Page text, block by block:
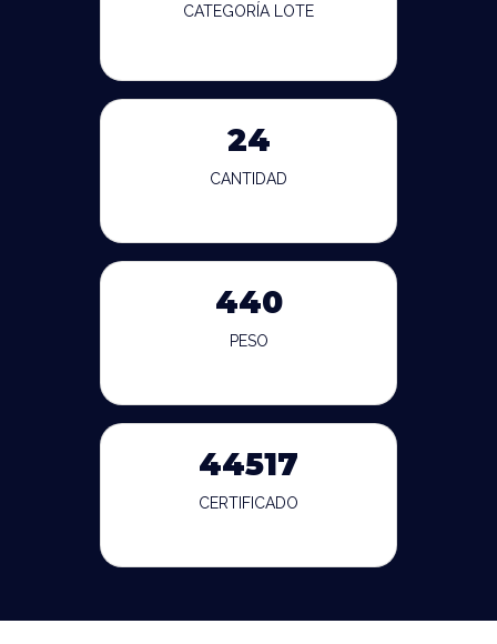
CATEGORÍA LOTE
24
CANTIDAD
440
PESO
44517
CERTIFICADO